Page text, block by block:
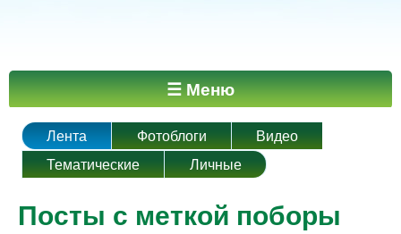
Главное меню ☰ Меню
Лента Фотоблоги
Видео
Тематические
Личные
Посты с меткой поборы